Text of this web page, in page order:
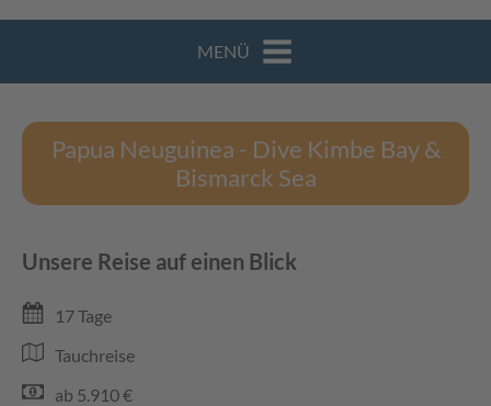
MENÜ
Papua Neuguinea - Dive Kimbe Bay &
Bismarck Sea
Unsere Reise auf einen Blick
17 Tage
Tauchreise
ab 5.910 €